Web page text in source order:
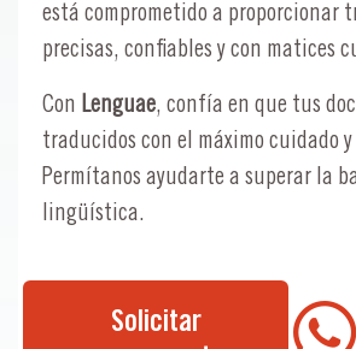
está comprometido a proporcionar
precisas, confiables y con matices
Con Lenguae, confía en que tus
traducidos con el máximo cuidado
Permítanos ayudarte a superar la
lingüística.
Solicitar